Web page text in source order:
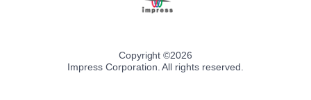
Copyright ©2026
Impress Corporation. All rights reserved.